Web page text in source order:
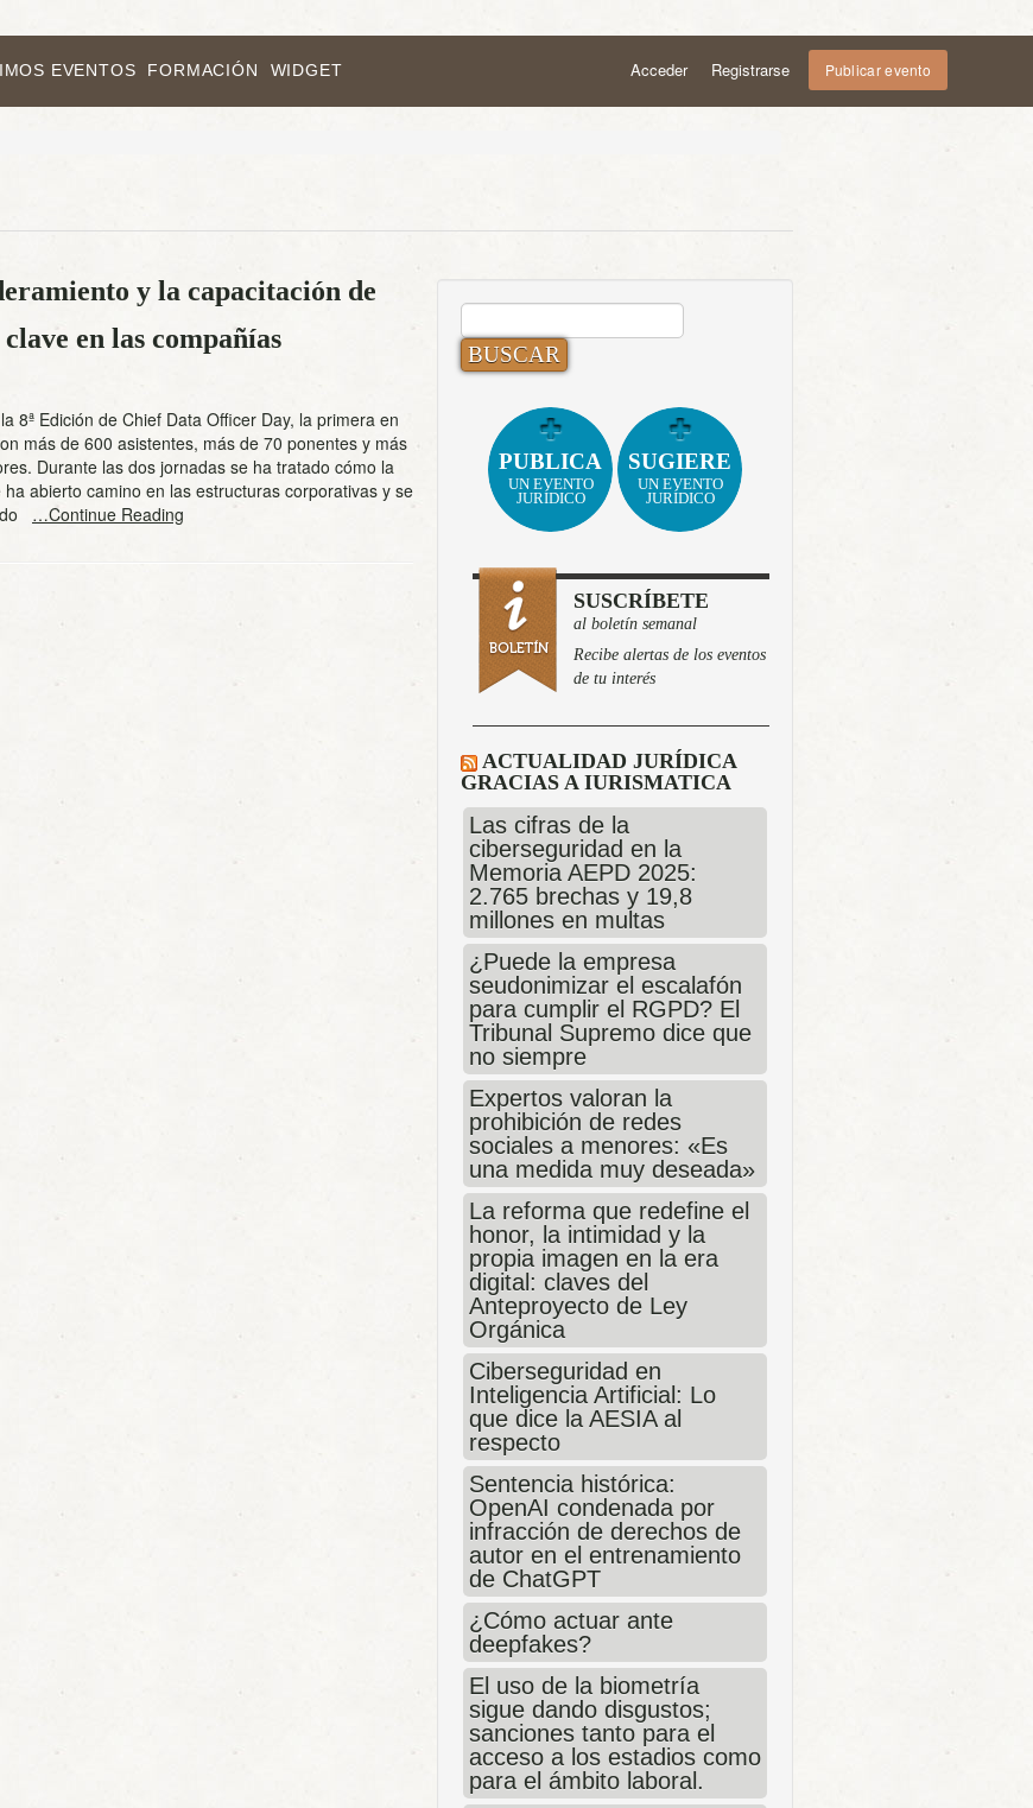
EVENTOS FORMACIÓN WIDGET Acceder Registrarse Publicar evento
y la capacitación de
en las compañías
8ª Edición de Chief Data Officer Day, la primera en
más de 600 asistentes, más de 70 ponentes y más
Durante las dos jornadas se ha tratado cómo la
abierto camino en las estructuras corporativas y se
…Continue Reading
BUSCAR:
PUBLICA
UN EVENTO
JURÍDICO
SUGIERE
UN EVENTO
JURÍDICO
SUSCRÍBETE
al boletín semanal
Recibe alertas de los eventos
de tu interés
ACTUALIDAD JURÍDICA
GRACIAS A IURISMATICA
Las cifras de la
ciberseguridad en la
Memoria AEPD 2025:
2.765 brechas y 19,8
millones en multas
¿Puede la empresa
seudonimizar el escalafón
para cumplir el RGPD? El
Tribunal Supremo dice que
no siempre
Expertos valoran la
prohibición de redes
sociales a menores: «Es
una medida muy deseada»
La reforma que redefine el
honor, la intimidad y la
propia imagen en la era
digital: claves del
Anteproyecto de Ley
Orgánica
Ciberseguridad en
Inteligencia Artificial: Lo
que dice la AESIA al
respecto
Sentencia histórica:
OpenAI condenada por
infracción de derechos de
autor en el entrenamiento
de ChatGPT
¿Cómo actuar ante
deepfakes?
El uso de la biometría
sigue dando disgustos;
sanciones tanto para el
acceso a los estadios como
para el ámbito laboral.